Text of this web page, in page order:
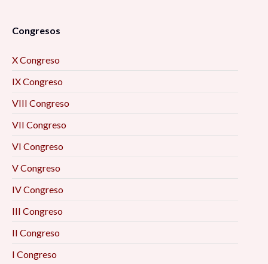
Congresos
X Congreso
IX Congreso
VIII Congreso
VII Congreso
VI Congreso
V Congreso
IV Congreso
III Congreso
II Congreso
I Congreso